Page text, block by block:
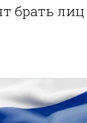
брать